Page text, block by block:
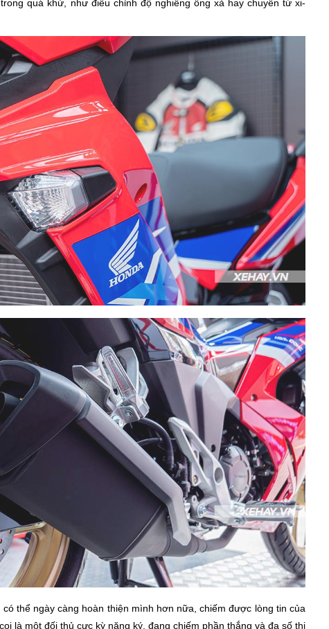
quá khứ, như điều chỉnh độ nghiêng ống xả hay chuyển từ xi-
thể ngày càng hoàn thiện mình hơn nữa, chiếm được lòng tin của
là một đối thủ cực kỳ nặng ký, đang chiếm phần thắng và đa số thị